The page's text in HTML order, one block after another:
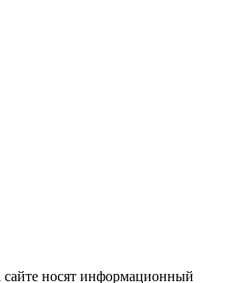
носят информационный